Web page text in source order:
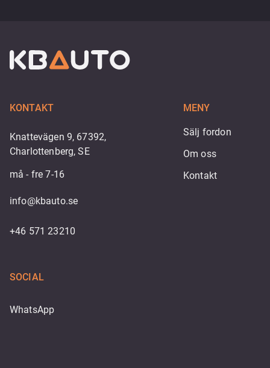
KONTAKT
Knattevägen 9, 67392,
Charlottenberg, SE
må - fre 7-16
info@kbauto.se
+46 571 23210
MENY
Sälj fordon
Om oss
Kontakt
SOCIAL
WhatsApp